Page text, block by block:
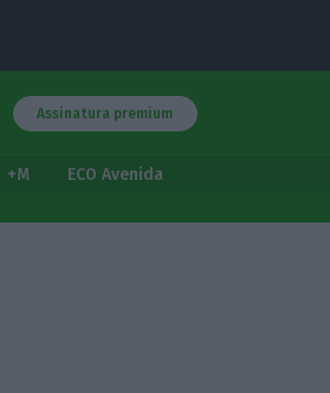
Assinatura premium
+M
ECO Avenida